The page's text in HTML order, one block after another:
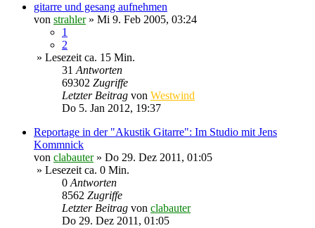
gitarre und gesang aufnehmen
von strahler» Mi 9. Feb 2005, 03:24
1
2
» Lesezeit ca. 15 Min.
31Antworten
69302 Zugriffe
Letzter Beitrag von Westwind
Do 5. Jan 2012, 19:37
Reportage in der "Akustik Gitarre": Im Studio mit Jens
Kommnick
von clabauter» Do 29. Dez 2011, 01:05
» Lesezeit ca. 0 Min.
0Antworten
8562 Zugriffe
Letzter Beitrag von clabauter
Do 29. Dez 2011, 01:05